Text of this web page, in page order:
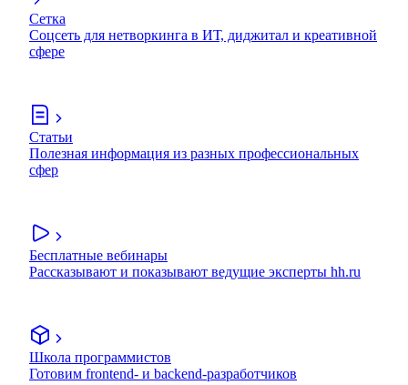
Сетка
Соцсеть для нетворкинга в ИТ, диджитал и креативной
сфере
Статьи
Полезная информация из разных профессиональных
сфер
Бесплатные вебинары
Рассказывают и показывают ведущие эксперты hh.ru
Школа программистов
Готовим frontend- и backend-разработчиков